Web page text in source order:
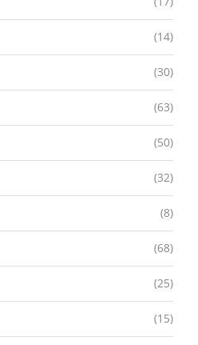
(14)
(30)
(63)
(50)
(32)
(8)
(68)
(25)
(15)